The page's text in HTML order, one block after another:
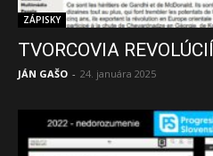
ZÁPISKY
TVORCOVIA REVOLÚCIÍ
JÁN GAŠO - 24. januára 2025